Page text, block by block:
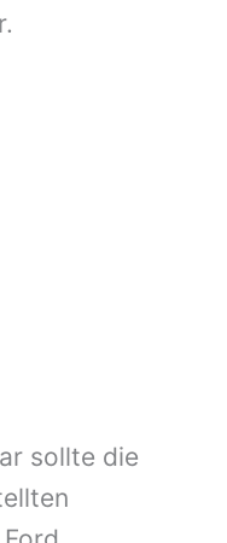
sollte die